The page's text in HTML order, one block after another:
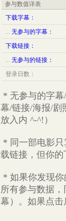
参与数值详表
下载字幕：
... 无参与的字幕：
下载链接：
... 无参与的链接：
登录日数：
* 无参与的字
幕/链接/海报/剧
放入内 ^-^!）
* 同一部电影
载链接，但你
* 如果你发现
所有参与数据
幕）。如果点